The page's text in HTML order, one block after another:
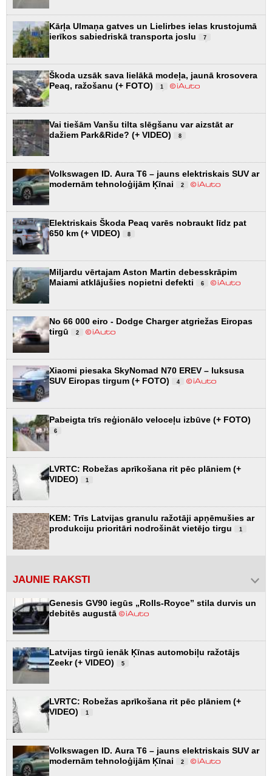
Kārļa Ulmaņa gatves un Lielirbes ielas krustojumā
ierīkos sabiedriskā transporta joslu
7
Škoda uzsāk sava lielākā modeļa, jaunā krosovera
Peaq, ražošanu (+ FOTO)
1
Vai tiešām Vanšu tilta slēgšanu var aizstāt ar
dažiem Park&Ride? (+ VIDEO)
8
Volkswagen ID. Aura T6 – jauns elektriskais SUV ar
modernām tehnoloģijām Ķīnai
2
Elektriskais Škoda Peaq varēs nobraukt līdz pat
650 km (+ VIDEO)
8
Miljardu vērtajam Aston Martin debesskrāpim
Maiami atklājušies nopietni defekti
6
No 66 000 eiro - Dodge Charger atgriežas Eiropas
tirgū
2
Xiaomi piesaka SkyNomad N70 EREV – luksusa
SUV Eiropas tirgum (+ FOTO)
4
Pabeigta trīs reģionālo veloceļu izbūve (+ FOTO)
6
LVRTC: Robežas aprīkošana rit pēc plāniem (+
VIDEO)
1
KEM: Trīs Latvijas granulu ražotāji apņēmušies ar
produkciju prioritāri nodrošināt vietējo tirgu
1
JAUNIE RAKSTI
Genesis GV90 iegūs „Rolls-Royce” stila durvis un
debitēs augustā
Latvijas tirgū ienāk Ķīnas automobiļu ražotājs
Zeekr (+ VIDEO)
5
LVRTC: Robežas aprīkošana rit pēc plāniem (+
VIDEO)
1
Volkswagen ID. Aura T6 – jauns elektriskais SUV ar
modernām tehnoloģijām Ķīnai
2